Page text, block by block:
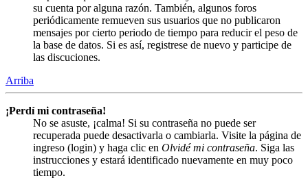
su cuenta por alguna razón. También, algunos foros
periódicamente remueven sus usuarios que no publicaron
mensajes por cierto periodo de tiempo para reducir el peso de
la base de datos. Si es así, registrese de nuevo y participe de
las discuciones.
Arriba
¡Perdí mi contraseña!
No se asuste, ¡calma! Si su contraseña no puede ser
recuperada puede desactivarla o cambiarla. Visite la página de
ingreso (login) y haga clic en Olvidé mi contraseña. Siga las
instrucciones y estará identificado nuevamente en muy poco
tiempo.